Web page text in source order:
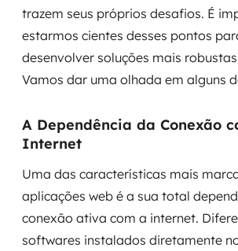
trazem seus próprios desafios. É
estarmos cientes desses pontos
desenvolver soluções mais
Vamos dar uma olhada em alguns
A Dependência da Conexão
Internet
Uma das características mais
aplicações web é a sua total
conexão ativa com a internet.
softwares instalados diretamente